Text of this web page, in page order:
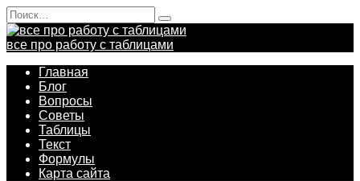
Перейти
к
содержанию
Search
for:
все про работу с таблицами
Главная
Блог
Вопросы
Советы
Таблицы
Текст
Формулы
Карта сайта